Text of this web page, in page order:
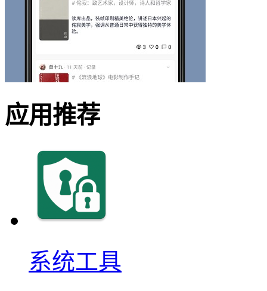
应用推荐
系统工具